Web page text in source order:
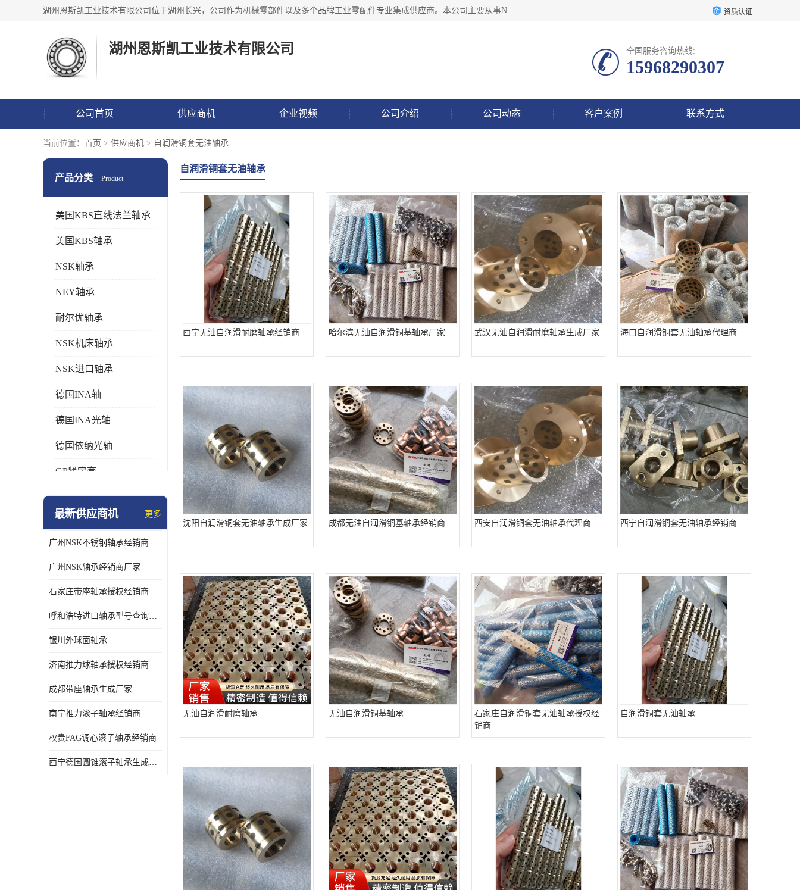
湖州恩斯凯工业技术有限公司位于湖州长兴，公司作为机械零部件以及多个品牌工业零配件专业集成供应商。本公司主要从事NSK进口轴承、SKF进口轴承、FAG进口轴承、NTN进口轴承、国产轴承：ZWZ、HRB、C&U轴承外球面轴承、导轨、丝杠、滑块、 润滑油、工业皮带及其他工业零部件的销售. 资质认证
湖州恩斯凯工业技术有限公司 全国服务咨询热线:
15968290307
公司首页 供应商机 企业视频 公司介绍 公司动态 客户案例 联系方式
当前位置： 首页 > 供应商机 > 自润滑铜套无油轴承
产品分类 Product
美国KBS直线法兰轴承
美国KBS轴承
NSK轴承
NEY轴承
耐尔优轴承
NSK机床轴承
NSK进口轴承
德国INA轴
德国INA光轴
德国依纳光轴
GP紧定套
SKF轴承
日本NSK进口轴承
德国INA进口轴承
最新供应商机 更多
广州NSK不锈钢轴承经销商
广州NSK轴承经销商厂家
石家庄带座轴承授权经销商
呼和浩特进口轴承型号查询授权经销商
银川外球面轴承
济南推力球轴承授权经销商
成都带座轴承生成厂家
南宁推力滚子轴承经销商
权贵FAG调心滚子轴承经销商
西宁德国圆锥滚子轴承生成厂家
自润滑铜套无油轴承
西宁无油自润滑耐磨轴承经销商 哈尔滨无油自润滑铜基轴承厂家 武汉无油自润滑耐磨轴承生成厂家 海口自润滑铜套无油轴承代理商
沈阳自润滑铜套无油轴承生成厂家 成都无油自润滑铜基轴承经销商 西安自润滑铜套无油轴承代理商 西宁自润滑铜套无油轴承经销商
无油自润滑耐磨轴承 无油自润滑铜基轴承
石家庄自润滑铜套无油轴承授权经
销商
自润滑铜套无油轴承